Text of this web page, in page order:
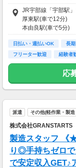
変動)
■残業代…75,000円(
❖月収30万円以上可
時給1,500円×実働8
JR宇部線「宇部駅
厚東駅(車で12分)
本由良駅(車で5分)
日払い・週払いOK 長期
フリーター歓迎
経験者
応
派遣 その他(軽作業・製
株式会社GRANSTARTS
製造スタッフ 《
り◎手持ちゼロ
で安定収入GET♪